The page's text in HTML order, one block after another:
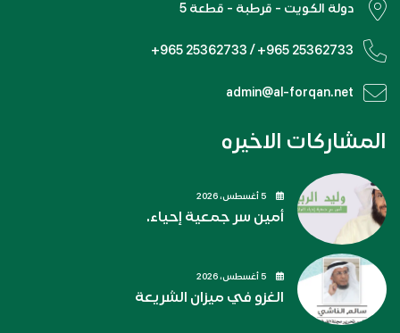
دولة الكويت - قرطبة - قطعة 5
+965 25362733 / +965 25362733
admin@al-forqan.net
المشاركات الاخيره
أمين سر جمعية إحياء.
الغزو في ميزان الشريعة